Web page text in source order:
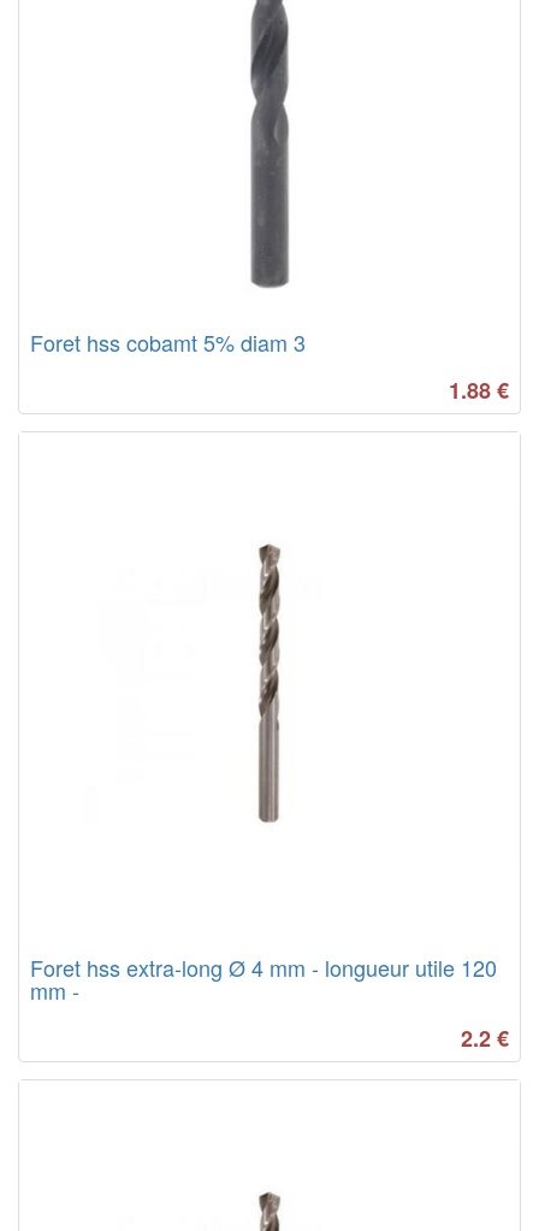
Foret hss cobamt 5% diam 3
1.88€
Foret hss extra-long Ø 4 mm - longueur utile 120
mm -
2.2€